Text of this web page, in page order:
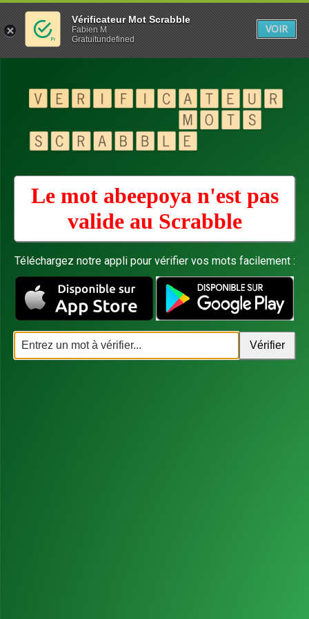
Le mot abeepoya n'est pas
valide au Scrabble
Téléchargez notre appli pour vérifier vos mots facilement :
Vérificateur Mot Scrabble
Fabien M
Gratuitundefined
VOIR